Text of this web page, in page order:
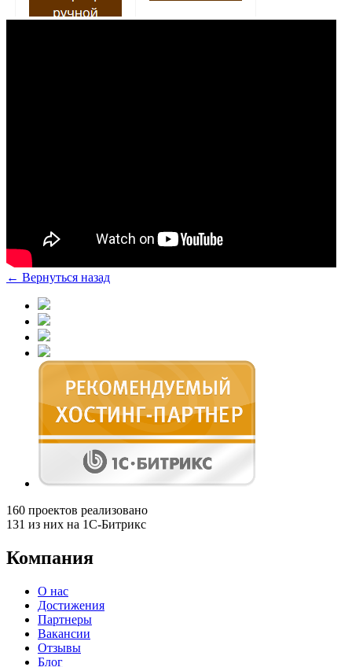
← Вернуться назад
160 проектов реализовано
131 из них на 1С-Битрикс
Компания
О нас
Достижения
Партнеры
Вакансии
Отзывы
Блог